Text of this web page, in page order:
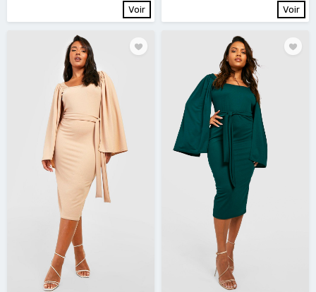
Voir Voir